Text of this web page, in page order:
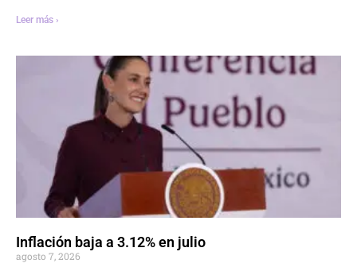
Leer más ›
Inflación baja a 3.12% en julio
agosto 7, 2026